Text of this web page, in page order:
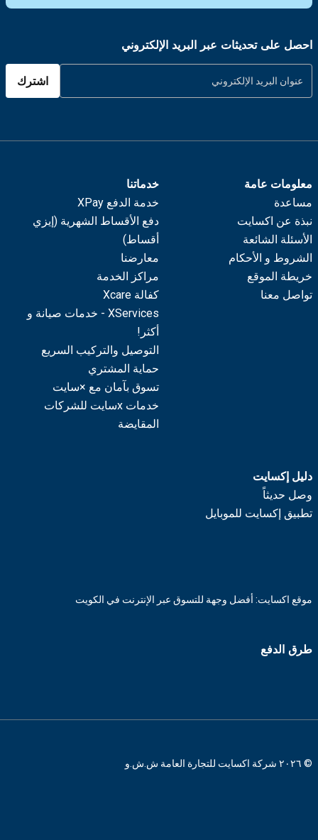
احصل على تحديثات عبر البريد الإلكتروني
اشترك
معلومات عامة
مساعدة
نبذة عن اكسايت
الأسئلة الشائعة
الشروط و الأحكام
خريطة الموقع
تواصل معنا
خدماتنا
خدمة الدفع XPay
دفع الأقساط الشهرية (إيزي
أقساط)
معارضنا
مراكز الخدمة
كفالة Xcare
XServices - خدمات صيانة و
أكثر!
التوصيل والتركيب السريع
حماية المشتري
تسوق بآمان مع ×سايت
خدمات xسايت للشركات
المقايضة
دليل إكسايت
وصل حديثاً
تطبيق إكسايت للموبايل
موقع اكسايت: أفضل وجهة للتسوق عبر الإنترنت في الكويت
طرق الدفع
© ٢٠٢٦ شركة اكسايت للتجارة العامة ش.ش.و